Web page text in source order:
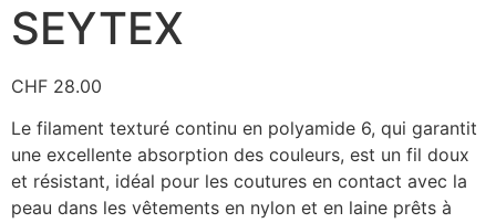
SEYTEX
CHF 28.00
Le filament texturé continu en polyamide 6, qui garantit
une excellente absorption des couleurs, est un fil doux
et résistant, idéal pour les coutures en contact avec la
peau dans les vêtements en nylon et en laine prêts à